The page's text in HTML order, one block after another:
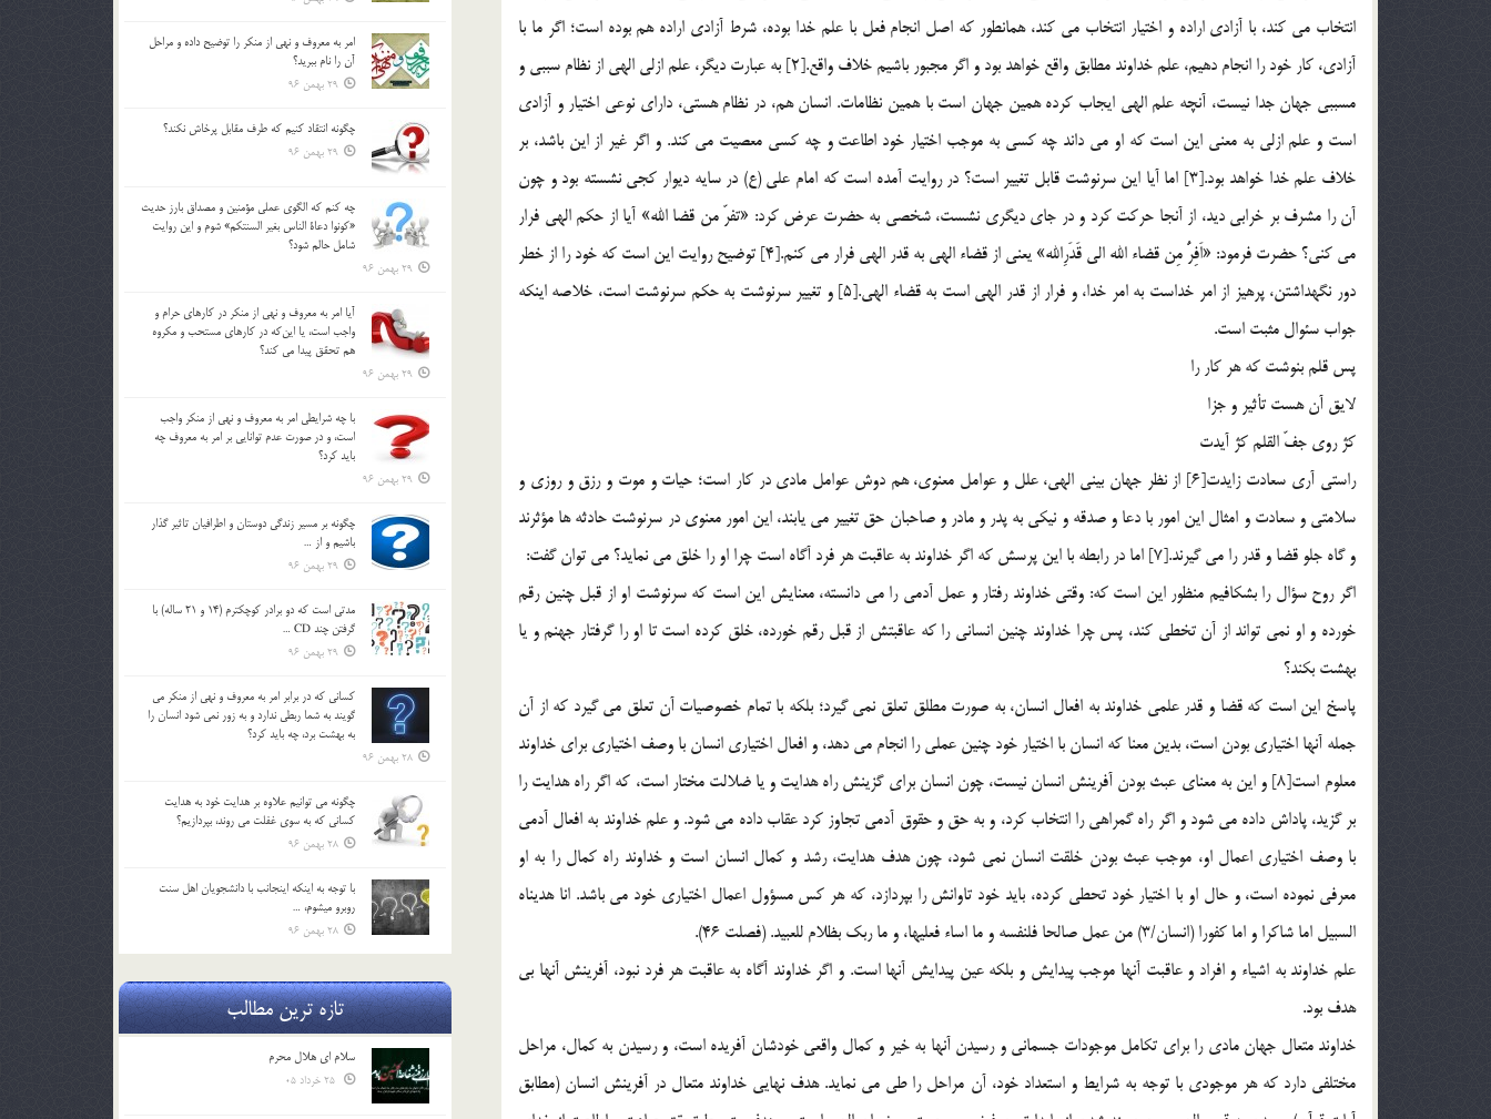
انتخاب مي كند، با آزادي اراده و اختيار انتخاب مي كند، همانطور كه اصل انجام فعل با علم خدا بوده، شرط آزادي اراده هم بوده است؛ اگر ما با
آزادي، كار خود را انجام دهيم، علم خداوند مطابق واقع خواهد بود و اگر مجبور باشيم خلاف واقع.[2] به عبارت ديگر، علم ازلي الهي از نظام سببي و
مسببي جهان جدا نيست، آنچه علم الهي ايجاب كرده همين جهان است با همين نظامات. انسان هم، در نظام هستي، داراي نوعي اختيار و آزادي
است و علم ازلي به معني اين است كه او مي داند چه كسي به موجب اختيار خود اطاعت و چه كسي معصيت مي كند. و اگر غير از اين باشد، بر
خلاف علم خدا خواهد بود.[3] اما آيا اين سرنوشت قابل تغيير است؟ در روايت آمده است كه امام علي (ع) در سايه ديوار كجي نشسته بود و چون
آن را مشرف بر خرابي ديد، از آنجا حركت كرد و در جاي ديگري نشست، شخصي به حضرت عرض كرد: «تفرّ من قضا الله» آيا از حكم الهي فرار
مي كني؟ حضرت فرمود: «اَفِرُّ مِن قضاء الله الي قَدَرِالله» يعني از قضاء الهي به قدر الهي فرار مي كنم.[4] توضيح روايت اين است كه خود را از خطر
دور نگهداشتن، پرهيز از امر خداست به امر خدا، و فرار از قدر الهي است به قضاء الهي.[5] و تغيير سرنوشت به حكم سرنوشت است، خلاصه اينكه
جواب سئوال مثبت است.
پس قلم بنوشت كه هر كار را
لايق آن هست تأثير و جزا
كژ روي جفّ القلم كژ آيدت
راستي آري سعادت زايدت[6] از نظر جهان بيني الهي، علل و عوامل معنوي، هم دوش عوامل مادي در كار است؛ حيات و موت و رزق و روزي و
سلامتي و سعادت و امثال اين امور با دعا و صدقه و نيكي به پدر و مادر و صاحبان حق تغيير مي يابند، اين امور معنوي در سرنوشت حادثه ها مؤثرند
و گاه جلو قضا و قدر را مي گيرند.[7] اما در رابطه با اين پرسش که اگر خداوند به عاقبت هر فرد آگاه است چرا او را خلق مي نمايد؟ مي توان گفت:
اگر روح سؤال را بشکافيم منظور اين است که: وقتي خداوند رفتار و عمل آدمي را مي دانسته، معنايش اين است که سرنوشت او از قبل چنين رقم
خورده و او نمي تواند از آن تخطي کند، پس چرا خداوند چنين انساني را که عاقبتش از قبل رقم خورده، خلق کرده است تا او را گرفتار جهنم و يا
بهشت بکند؟
پاسخ اين است که قضا و قدر علمي خداوند به افعال انسان، به صورت مطلق تعلق نمي گيرد؛ بلکه با تمام خصوصيات آن تعلق مي گيرد که از آن
جمله آنها اختياري بودن است، بدين معنا که انسان با اختيار خود چنين عملي را انجام مي دهد، و افعال اختياري انسان با وصف اختياري براي خداوند
معلوم است[8] و اين به معناي عبث بودن آفرينش انسان نيست، چون انسان براي گزينش راه هدايت و يا ضلالت مختار است، که اگر راه هدايت را
بر گزيد، پاداش داده مي شود و اگر راه گمراهي را انتخاب کرد، و به حق و حقوق آدمي تجاوز کرد عقاب داده مي شود. و علم خداوند به افعال آدمي
با وصف اختياري اعمال او، موجب عبث بودن خلقت انسان نمي شود، چون هدف هدايت، رشد و کمال انسان است و خداوند راه کمال را به او
معرفي نموده است، و حال او با اختيار خود تحطي کرده، بايد خود تاوانش را بپردازد، که هر کس مسؤول اعمال اختياري خود مي باشد. انا هديناه
السبيل اما شاکرا و اما کفورا (انسان/3) من عمل صالحا فلنفسه و ما اساء فعليها، و ما ربک بظلام للعبيد. (فصلت 46).
علم خداوند به اشياء و افراد و عاقبت آنها موجب پيدايش و بلكه عين پيدايش آنها است. و اگر خداوند آگاه به عاقبت هر فرد نبود، آفرينش آنها بي
هدف بود.
خداوند متعال جهان مادي را براي تكامل موجودات جسماني و رسيدن آنها به خير و كمال واقعي خودشان آفريده است، و رسيدن به كمال، مراحل
مختلفي دارد كه هر موجودي با توجه به شرايط و استعداد خود، آن مراحل را طي مي نمايد. هدف نهايي خداوند متعال در آفرينش انسان (مطابق
امر به معروف و نهي از منكر را توضيح داده و مراحل
آن را نام ببريد؟
29 بهمن 96
چگونه انتقاد كنيم كه طرف مقابل پرخاش نكند؟
29 بهمن 96
چه كنم كه الگوي عملي مؤمنين و مصداق بارز حديث
«كونوا دعاة الناس بغير السنتكم» شوم و اين روايت
شامل حالم شود؟
29 بهمن 96
آيا امر به معروف و نهي از منكر در كارهاي حرام و
واجب است، يا اين‌كه در كارهاي مستحب و مكروه
هم تحقق پيدا مي كند؟
29 بهمن 96
با چه شرايطي امر به معروف و نهي از منکر واجب
است، و در صورت عدم توانايي بر امر به معروف چه
بايد کرد؟
29 بهمن 96
چگونه بر مسير زندگي دوستان و اطرافيان تاثير گذار
باشيم و از …
29 بهمن 96
مدتي است كه دو برادر كوچكترم (14 و 21 ساله) با
گرفتن چند CD …
29 بهمن 96
كساني كه در برابر امر به معروف و نهي از منكر مي
گويند به شما ربطي ندارد و به زور نمي شود انسان را
به بهشت برد، چه بايد كرد؟
28 بهمن 96
چگونه مي توانيم علاوه بر هدايت خود به هدايت
كساني كه به سوي غفلت مي روند، بپردازيم؟
28 بهمن 96
با توجه به اينكه اينجانب با دانشجويان اهل سنت
روبرو مي‎شوم، …
28 بهمن 96
تازه ترین مطالب
سلام ای هلال محرم